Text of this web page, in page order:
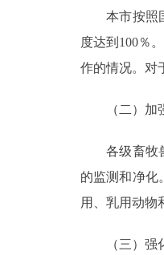
本市按照国
度达到100％
作的情况。对
（二）加强
各级畜牧兽
的监测和净化
用、乳用动物
（三）强化